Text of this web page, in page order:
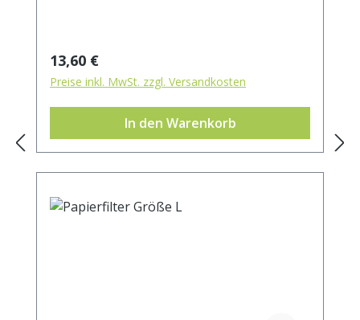
Regulärer Preis:
13,60 €
Preise inkl. MwSt. zzgl. Versandkosten
In den Warenkorb